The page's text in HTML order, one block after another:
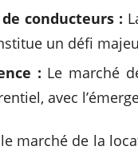
conducteurs :
un défi
: Le marché
avec
marché de la